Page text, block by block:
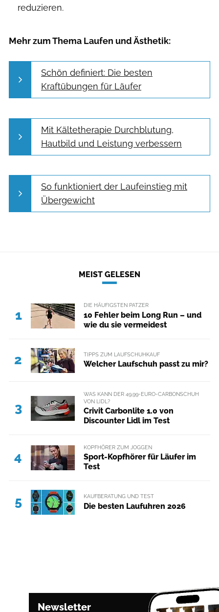
reduzieren.
Mehr zum Thema Laufen und Ästhetik:
Schön definiert: Die besten
Kraftübungen für Läufer
Mit Kältetherapie Durchblutung,
Hautbild und Leistung verbessern
So funktioniert der Laufeinstieg mit
Übergewicht
MEIST GELESEN
1
DIE HÄUFIGSTEN PATZER
10 Fehler beim Long Run – und
wie du sie vermeidest
2 TIPPS ZUM LAUFSCHUHKAUF
Welcher Laufschuh passt zu mir?
3
WAS KANN DER 49,99-EURO-CARBONSCHUH
VON LIDL?
Crivit Carbonlite 1.0 von
Discounter Lidl im Test
4
KOPFHÖRER ZUM JOGGEN
Sport-Kopfhörer für Läufer im
Test
5 KAUFBERATUNG UND TEST
Die besten Laufuhren 2026
Newsletter